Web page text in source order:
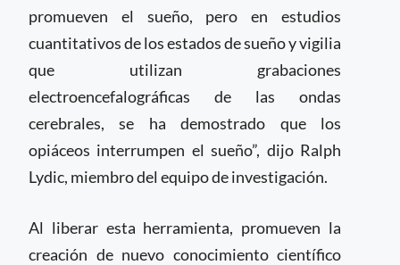
promueven el sueño, pero en estudios
cuantitativos de los estados de sueño y vigilia
que utilizan grabaciones
electroencefalográficas de las ondas
cerebrales, se ha demostrado que los
opiáceos interrumpen el sueño”, dijo Ralph
Lydic, miembro del equipo de investigación.
Al liberar esta herramienta, promueven la
creación de nuevo conocimiento científico